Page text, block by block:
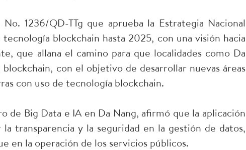
1236/QD-TTg que aprueba la Estrategia Nacional
blockchain hasta 2025, con una visión hacia
que allana el camino para que localidades como Da
con el objetivo de desarrollar nuevas áreas
con uso de tecnología blockchain.
de Big Data e IA en Da Nang, afirmó que la aplicación
transparencia y la seguridad en la gestión de datos,
en la operación de los servicios públicos.